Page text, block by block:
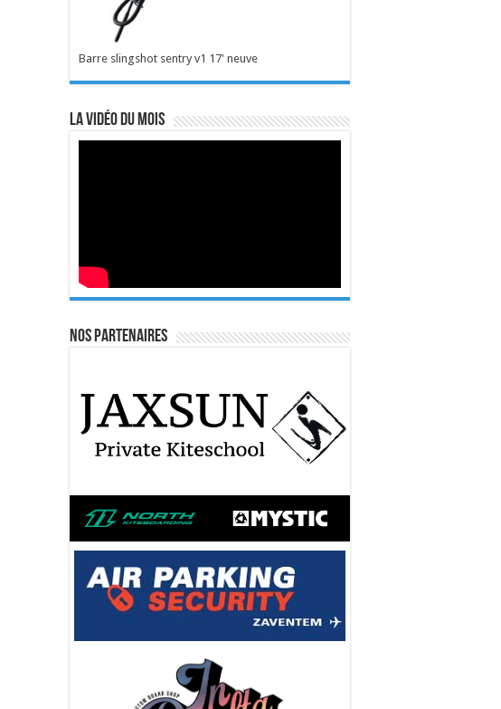
Barre slingshot sentry v1 17' neuve
La vidéo du mois
Nos Partenaires